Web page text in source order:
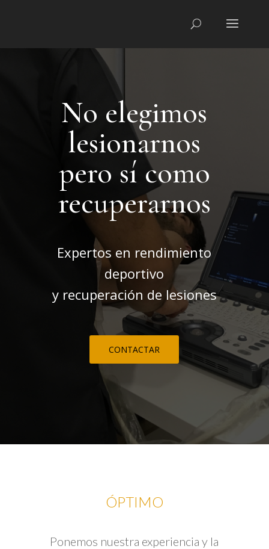
No elegimos
lesionarnos
pero sí como
recuperarnos
Expertos en rendimiento
deportivo
y recuperación de lesiones
CONTACTAR
ÓPTIMO
Ponemos nuestra experiencia y la